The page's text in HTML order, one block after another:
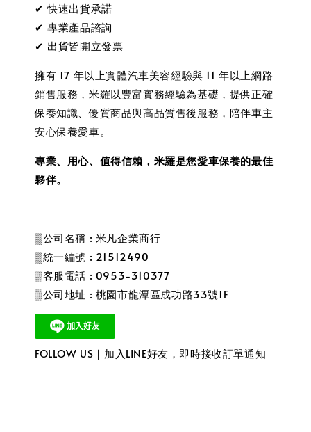
✔ 快速出貨承諾
✔ 專業產品諮詢
✔ 出貨皆開立發票
擁有 17 年以上實體汽車美容經驗與 11 年以上網路
銷售服務，米羅以豐富實務經驗為基礎，提供正確
保養知識、優質商品與高品質售後服務，陪伴車主
安心保養愛車。
專業、用心、值得信賴，米羅是您愛車保養的最佳
夥伴。
▒公司名稱 : 米凡企業商行
▒統一編號 : 21512490
▒客服電話 : 0953-310377
▒公司地址 : 桃園市龍潭區成功路33號1F
FOLLOW US｜加入LINE好友，即時接收訂單通知